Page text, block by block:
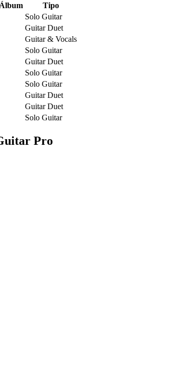
Álbum
Tipo
Solo Guitar
Guitar Duet
Guitar & Vocals
Solo Guitar
Guitar Duet
Solo Guitar
Solo Guitar
Guitar Duet
Guitar Duet
Solo Guitar
Pro